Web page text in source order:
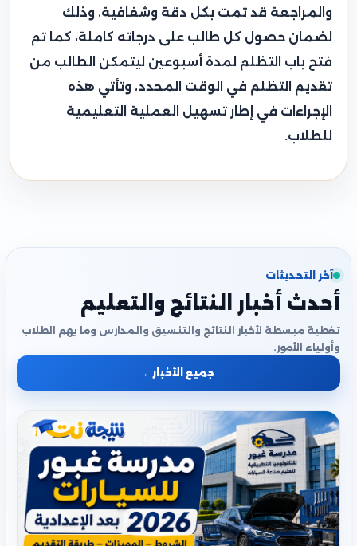
والمراجعة قد تمت بكل دقة وشفافية، وذلك
لضمان حصول كل طالب على درجاته كاملة، كما تم
فتح باب التظلم لمدة أسبوعين ليتمكن الطالب من
تقديم التظلم في الوقت المحدد، وتأتي هذه
الإجراءات في إطار تسهيل العملية التعليمية
للطلاب.
آخر التحديثات
أحدث أخبار النتائج والتعليم
تغطية مبسطة لأخبار النتائج والتنسيق والمدارس وما يهم الطلاب
وأولياء الأمور.
جميع الأخبار ←